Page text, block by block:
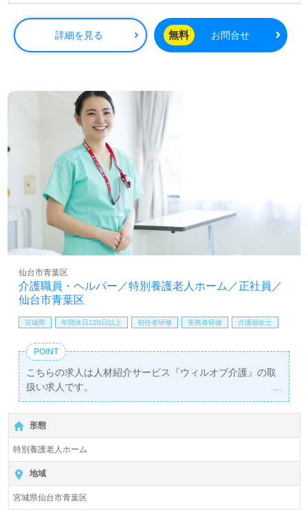
詳細を見る 無料 お問合せ
介護職員・ヘルパー／特別養護老人ホーム／正社員／
仙台市青葉区
仙台市青葉区
宮城県 年間休日120日以上 初任者研修 実務者研修 介護福祉士
POINT
こちらの求人は人材紹介サービス『ウィルオブ介護』の取
扱い求人です。
詳細に関してお気軽にご相談ください♪
【無料】で皆さんの転職活動をサポートいたします。
形態
特別養護老人ホーム
地域
宮城県仙台市青葉区